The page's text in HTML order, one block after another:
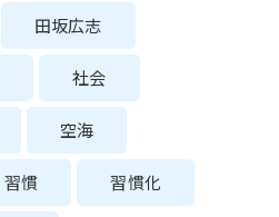
田坂広志
社会
空海
習慣 習慣化